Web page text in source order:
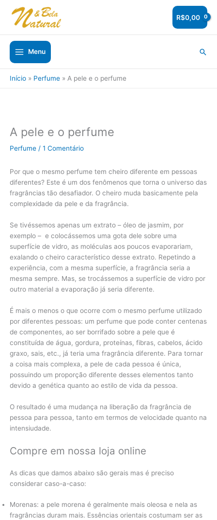
para
conteúdo
R$0,00
Menu
Início Perfume A pele e o perfume
A pele e o perfume
Perfume / 1 Comentário
Por que o mesmo perfume tem cheiro diferente em pessoas
diferentes? Este é um dos fenômenos que torna o universo das
fragrâncias tão desafiador. O cheiro muda basicamente pela
complexidade da pele e da fragrância.
Se tivéssemos apenas um extrato – óleo de jasmim, por
exemplo – e colocássemos uma gota dele sobre uma
superfície de vidro, as moléculas aos poucos evaporariam,
exalando o cheiro característico desse extrato. Repetindo a
experiência, com a mesma superfície, a fragrância seria a
mesma sempre. Mas, se trocássemos a superfície de vidro por
outro material a evaporação já seria diferente.
É mais o menos o que ocorre com o mesmo perfume utilizado
por diferentes pessoas: um perfume que pode conter centenas
de componentes, ao ser borrifado sobre a pele que é
constituída de água, gordura, proteínas, fibras, cabelos, ácido
graxo, sais, etc., já teria uma fragrância diferente. Para tornar
a coisa mais complexa, a pele de cada pessoa é única,
possuindo um proporção diferente desses elementos tanto
devido a genética quanto ao estilo de vida da pessoa.
O resultado é uma mudança na liberação da fragrância de
pessoa para pessoa, tanto em termos de velocidade quanto na
intensiudade.
Compre em nossa loja online
As dicas que damos abaixo são gerais mas é preciso
considerar caso-a-caso:
Morenas: a pele morena é geralmente mais oleosa e nela as
fragrâncias duram mais. Essências orientais costumam ser as